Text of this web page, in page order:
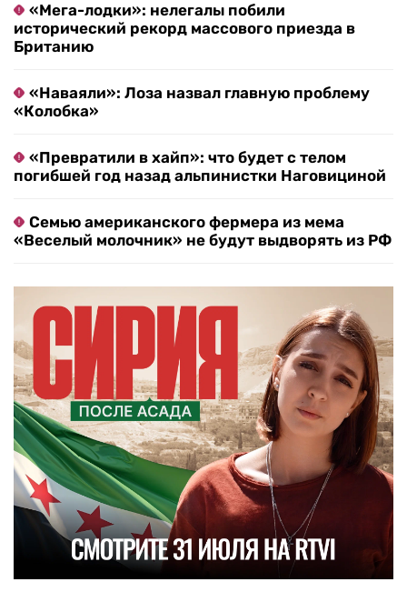
«Мега-лодки»: нелегалы побили
исторический рекорд массового приезда в
Британию
«Наваяли»: Лоза назвал главную проблему
«Колобка»
«Превратили в хайп»: что будет с телом
погибшей год назад альпинистки Наговициной
Семью американского фермера из мема
«Веселый молочник» не будут выдворять из РФ